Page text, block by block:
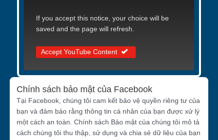
If you accept this notice, your choice will be
saved and the page will refresh.
Accept YouTube Content
Chính sách bảo mật của Facebook
Tại Facebook, chúng tôi cam kết bảo vệ quyền riêng tư của
bạn và đảm bảo rằng thông tin cá nhân của bạn được xử lý
một cách an toàn. Chính sách Bảo mật của chúng tôi mô tả
cách chúng tôi thu thập, sử dụng và chia sẻ dữ liệu của bạn